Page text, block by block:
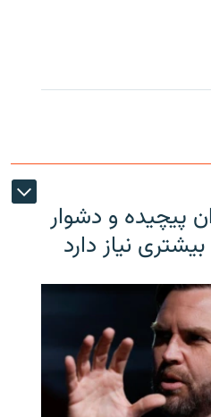
پیچیده و دشوار
نیاز دارد